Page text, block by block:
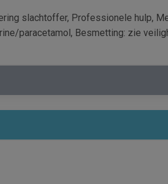
slachtoffer, Professionele hulp,
paracetamol, Besmetting: zie